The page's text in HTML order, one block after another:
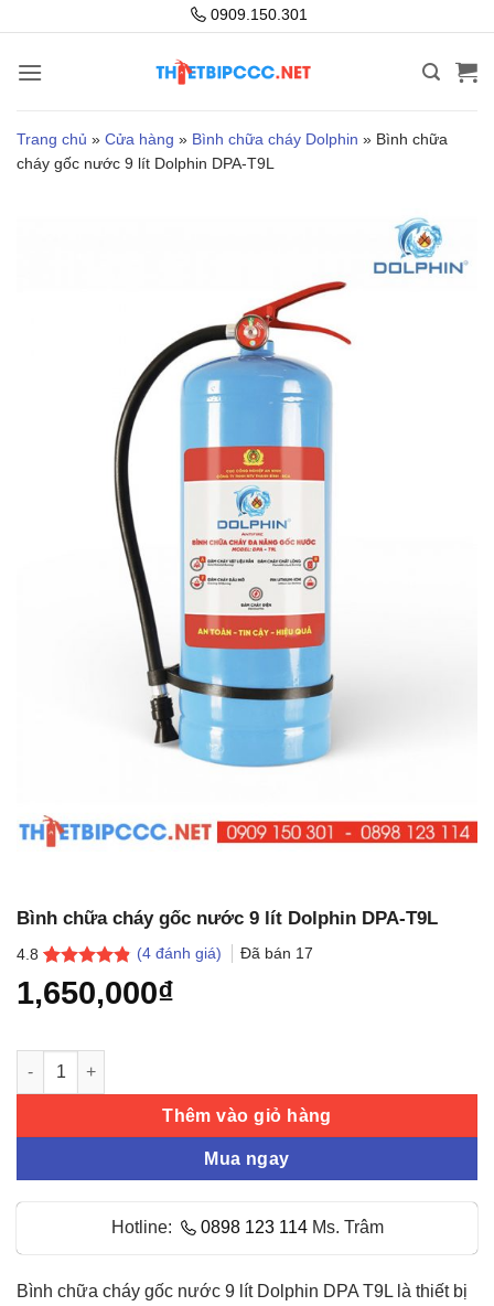
nội
0909.150.301
Trang chủ » Cửa hàng » Bình chữa cháy Dolphin » Bình chữa
cháy gốc nước 9 lít Dolphin DPA-T9L
Bình chữa cháy gốc nước 9 lít Dolphin DPA-T9L
4.8
4.8trên 5
dựa trên
4
(4đánh giá) Đã bán 17
1,650,000₫
Bình chữa cháy gốc nước 9 lít Dolphin DPA-T9L số lượng
Thêm vào giỏ hàng
Mua ngay
Hotline: 0898 123 114Ms. Trâm
Bình chữa cháy gốc nước 9 lít Dolphin DPA T9L là thiết bị